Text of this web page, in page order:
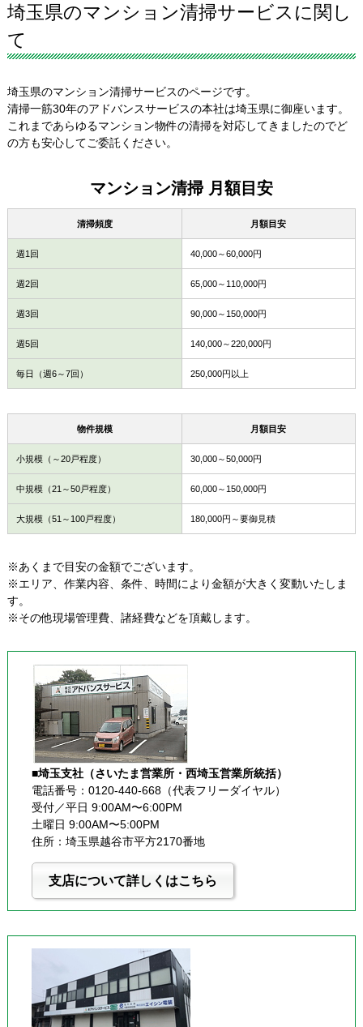
埼玉県のマンション清掃サービスに関し
て
埼玉県のマンション清掃サービスのページです。
清掃一筋30年のアドバンスサービスの本社は埼玉県に御座います。
これまであらゆるマンション物件の清掃を対応してきましたのでど
の方も安心してご委託ください。
マンション清掃 月額目安
清掃頻度 月額目安
週1回 40,000～60,000円
週2回 65,000～110,000円
週3回 90,000～150,000円
週5回 140,000～220,000円
毎日（週6～7回） 250,000円以上
物件規模 月額目安
小規模（～20戸程度） 30,000～50,000円
中規模（21～50戸程度） 60,000～150,000円
大規模（51～100戸程度） 180,000円～要御見積
※あくまで目安の金額でございます。
※エリア、作業内容、条件、時間により金額が大きく変動いたしま
す。
※その他現場管理費、諸経費などを頂戴します。
■埼玉支社（さいたま営業所・西埼玉営業所統括）
電話番号：0120-440-668（代表フリーダイヤル）
受付／平日 9:00AM〜6:00PM
土曜日 9:00AM〜5:00PM
住所：埼玉県越谷市平方2170番地
支店について詳しくはこちら